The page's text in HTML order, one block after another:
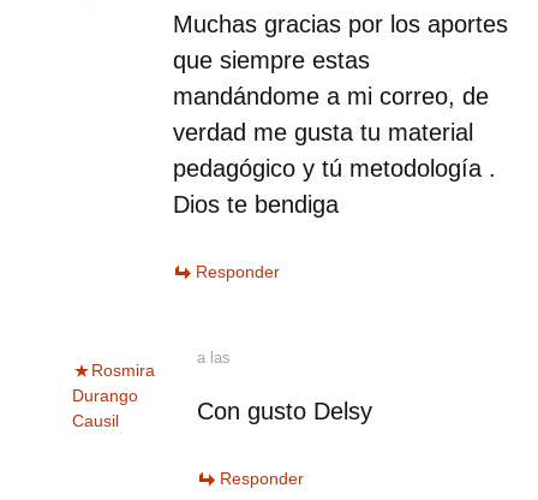
Muchas gracias por los aportes
que siempre estas
mandándome a mi correo, de
verdad me gusta tu material
pedagógico y tú metodología .
Dios te bendiga
Responder
Rosmira
Durango
Causil
a las
Con gusto Delsy
Responder